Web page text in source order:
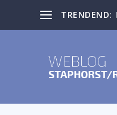
TRENDEND: